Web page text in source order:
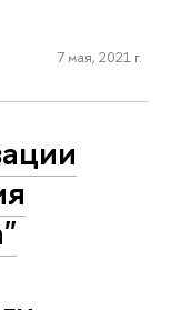
7 мая, 2021 г.